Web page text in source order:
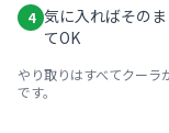
4 気に入ればその
てOK
やり取りはすべてクー
です。